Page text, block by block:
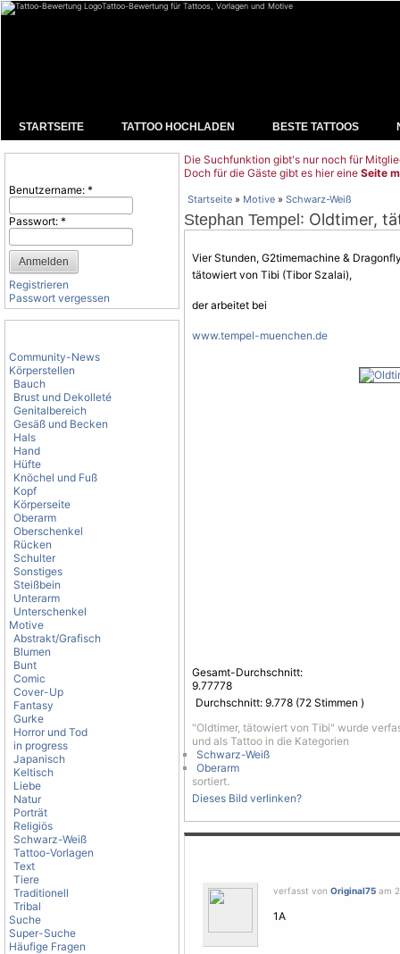
Tattoo-Bewertung für Tattoos, Vorlagen und Motive
STARTSEITE TATTOO HOCHLADEN BESTE TATTOOS
Benutzername: *
Passwort: *
Registrieren
Passwort vergessen
Community-News
Körperstellen
Bauch
Brust und Dekolleté
Genitalbereich
Gesäß und Becken
Hals
Hand
Hüfte
Knöchel und Fuß
Kopf
Körperseite
Oberarm
Oberschenkel
Rücken
Schulter
Sonstiges
Steißbein
Unterarm
Unterschenkel
Motive
Abstrakt/Grafisch
Blumen
Bunt
Comic
Cover-Up
Fantasy
Gurke
Horror und Tod
in progress
Japanisch
Keltisch
Liebe
Natur
Porträt
Religiös
Schwarz-Weiß
Tattoo-Vorlagen
Text
Tiere
Traditionell
Tribal
Suche
Super-Suche
Häufige Fragen
Die Suchfunktion gibt's nur noch für
Doch für die Gäste gibt es hier eine Seite
Startseite » Motive » Schwarz-Weiß
Stephan Tempel : Oldtimer,
Vier Stunden, G2timemachine &
tätowiert von Tibi (Tibor Szalai),
der arbeitet bei
www.tempel-muenchen.de
Gesamt-Durchschnitt:
9.77778
Durchschnitt: 9.778 (72 Stimmen )
"Oldtimer, tätowiert von Tibi" wurde
und als Tattoo in die Kategorien
Schwarz-Weiß
Oberarm
sortiert.
Dieses Bild verlinken?
verfasst von Original75 am
1A